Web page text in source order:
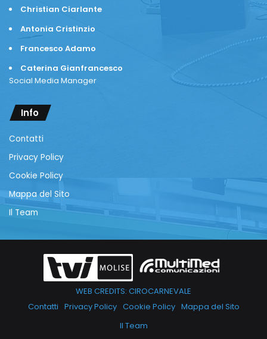
Christian Ciarlante
Antonia Cristinzio
Francesco Adamo
Caterina Gianfrancesco
Social Media Manager
Info
Contatti
Privacy Policy
Cookie Policy
Mappa del Sito
Il Team
WEB CREDITS: CIROCARNEVALE
Contatti Privacy Policy Cookie Policy Mappa del Sito
Il Team